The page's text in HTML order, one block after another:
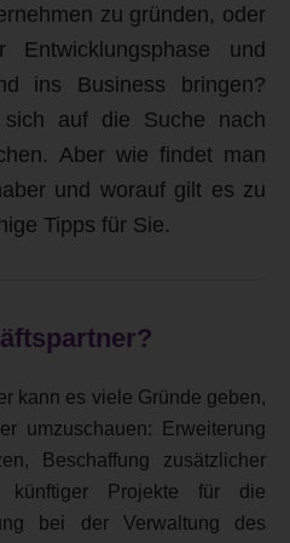
zu gründen, oder
und
ins Business bringen?
auf die Suche nach
Aber wie findet man
und worauf gilt es zu
Tipps für Sie.
kann es viele Gründe geben,
umzuschauen: Erweiterung
Beschaffung zusätzlicher
künftiger Projekte für die
bei der Verwaltung des